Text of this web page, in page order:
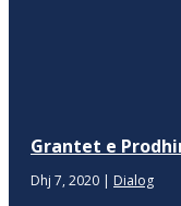
Grantet e
Dhj 7, 2020 | Dialog